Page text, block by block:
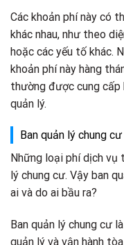
Các khoản phí này có
khác nhau, như theo
hoặc các yếu tố khác.
khoản phí này hàng
thường được cung cấp
quản lý.
Ban quản lý chung
Những loại phí dịch
lý chung cư. Vậy ban
ai và do ai bầu ra?
Ban quản lý chung cư
quản lý và vận hành